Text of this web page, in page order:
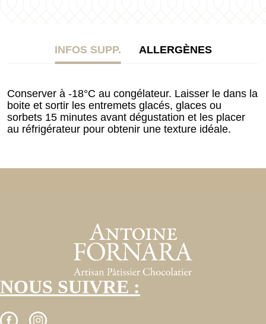
INFOS SUPP. ALLERGÈNES
Conserver à -18°C au congélateur. Laisser le dans la
boite et sortir les entremets glacés, glaces ou
sorbets 15 minutes avant dégustation et les placer
au réfrigérateur pour obtenir une texture idéale.
NOUS SUIVRE :